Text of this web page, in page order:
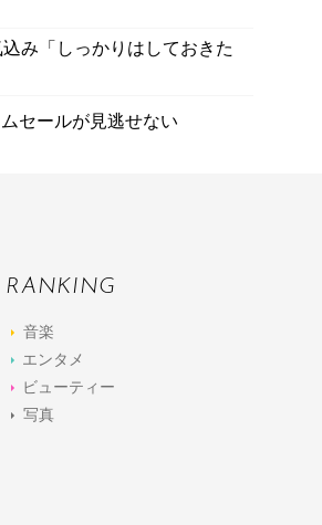
み「しっかりはしておきた
セールが見逃せない
RANKING
音楽
エンタメ
ビューティー
写真